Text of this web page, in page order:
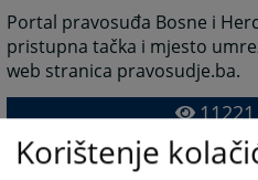
Portal pravosuđa Bosne i
pristupna tačka i mjesto
web stranica pravosudje.ba.
11221
Korištenje